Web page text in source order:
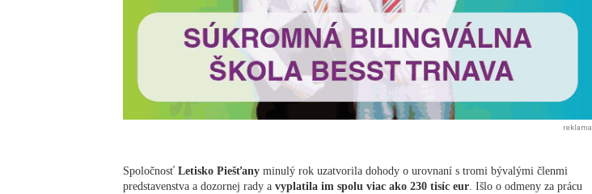
reklama
Spoločnosť Letisko Piešťany minulý rok uzatvorila dohody o urovnaní s tromi bývalými členmi
predstavenstva a dozornej rady a vyplatila im spolu viac ako 230 tisíc eur. Išlo o odmeny za prácu